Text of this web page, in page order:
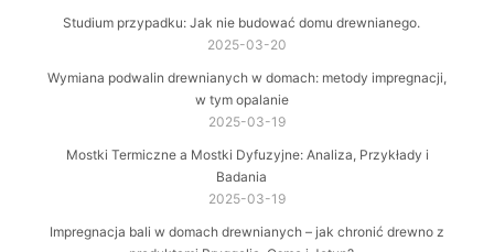
Studium przypadku: Jak nie budować domu drewnianego.
2025-03-20
Wymiana podwalin drewnianych w domach: metody impregnacji,
w tym opalanie
2025-03-19
Mostki Termiczne a Mostki Dyfuzyjne: Analiza, Przykłady i
Badania
2025-03-19
Impregnacja bali w domach drewnianych – jak chronić drewno z